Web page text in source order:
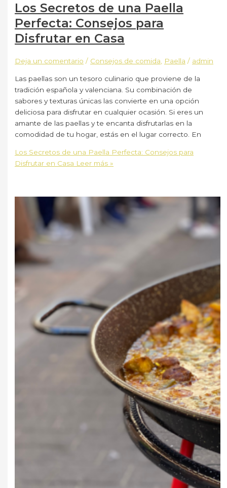
Los Secretos de una Paella
Perfecta: Consejos para
Disfrutar en Casa
Deja un comentario / Consejos de comida Paella / admin
Las paellas son un tesoro culinario que proviene de la
tradición española y valenciana. Su combinación de
sabores y texturas únicas las convierte en una opción
deliciosa para disfrutar en cualquier ocasión. Si eres un
amante de las paellas y te encanta disfrutarlas en la
comodidad de tu hogar, estás en el lugar correcto. En
Los Secretos de una Paella Perfecta: Consejos para
Disfrutar en Casa Leer más »